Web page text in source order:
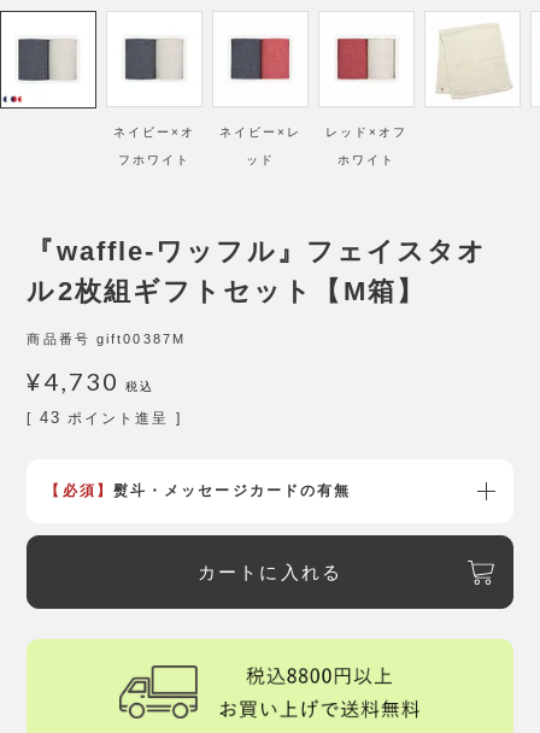
ネイビー×オ
フホワイト
ネイビー×レ
ッド
レッド×オフ
ホワイト
『waffle-ワッフル』フェイスタオ
ル2枚組ギフトセット【M箱】
商品番号 gift00387M
¥4,730 税込
[ 43 ポイント進呈 ]
【必須】 熨斗・メッセージカードの有無
カートに入れる